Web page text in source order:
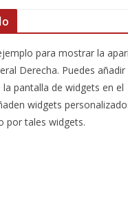
para mostrar la
Derecha. Puedes
pantalla de widgets en el
widgets
por tales widgets.